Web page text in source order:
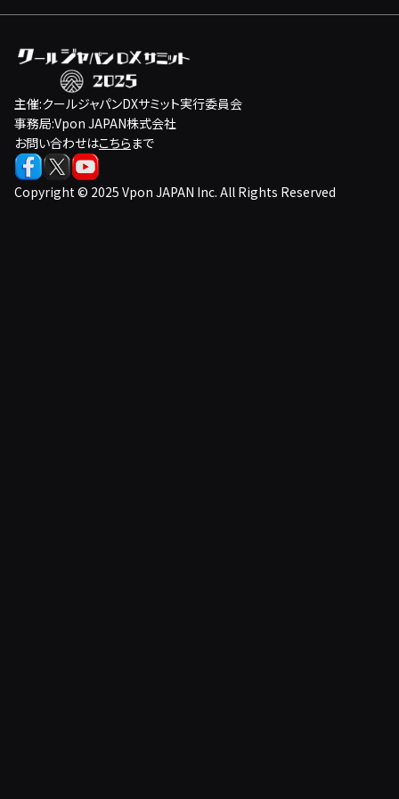
主催:クールジャパンDXサミット実行委員会
事務局:Vpon JAPAN株式会社
お問い合わせはこちらまで
Copyright © 2025 Vpon JAPAN Inc. All Rights Reserved